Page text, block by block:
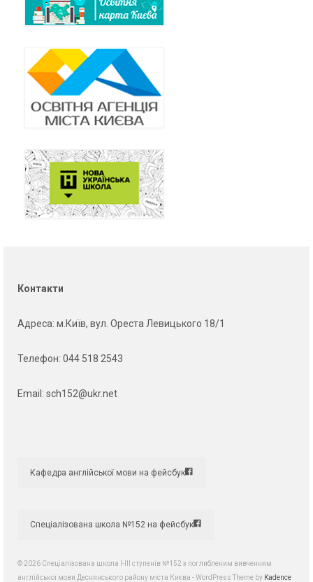
Контакти
Адреса: м.Київ, вул. Ореста Левицького 18/1
Телефон: 044 518 2543
Email: sch152@ukr.net
Кафедра англійської мови на фейсбук
Спеціалізована школа №152 на фейсбук
© 2026 Спеціалізована школа І-ІІІ ступенів №152 з поглибленим вивченням
англійської мови Деснянського району міста Києва - WordPress Theme by Kadence